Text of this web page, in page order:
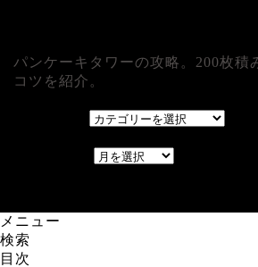
パンケーキタワーの攻略。200枚積
コツを紹介。
メニュー
検索
目次